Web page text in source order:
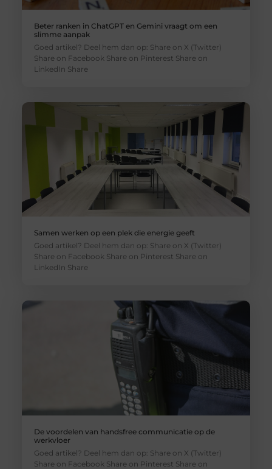
Beter ranken in ChatGPT en Gemini vraagt om een
slimme aanpak
Goed artikel? Deel hem dan op: Share on X (Twitter)
Share on Facebook Share on Pinterest Share on
LinkedIn Share
Samen werken op een plek die energie geeft
Goed artikel? Deel hem dan op: Share on X (Twitter)
Share on Facebook Share on Pinterest Share on
LinkedIn Share
De voordelen van handsfree communicatie op de
werkvloer
Goed artikel? Deel hem dan op: Share on X (Twitter)
Share on Facebook Share on Pinterest Share on